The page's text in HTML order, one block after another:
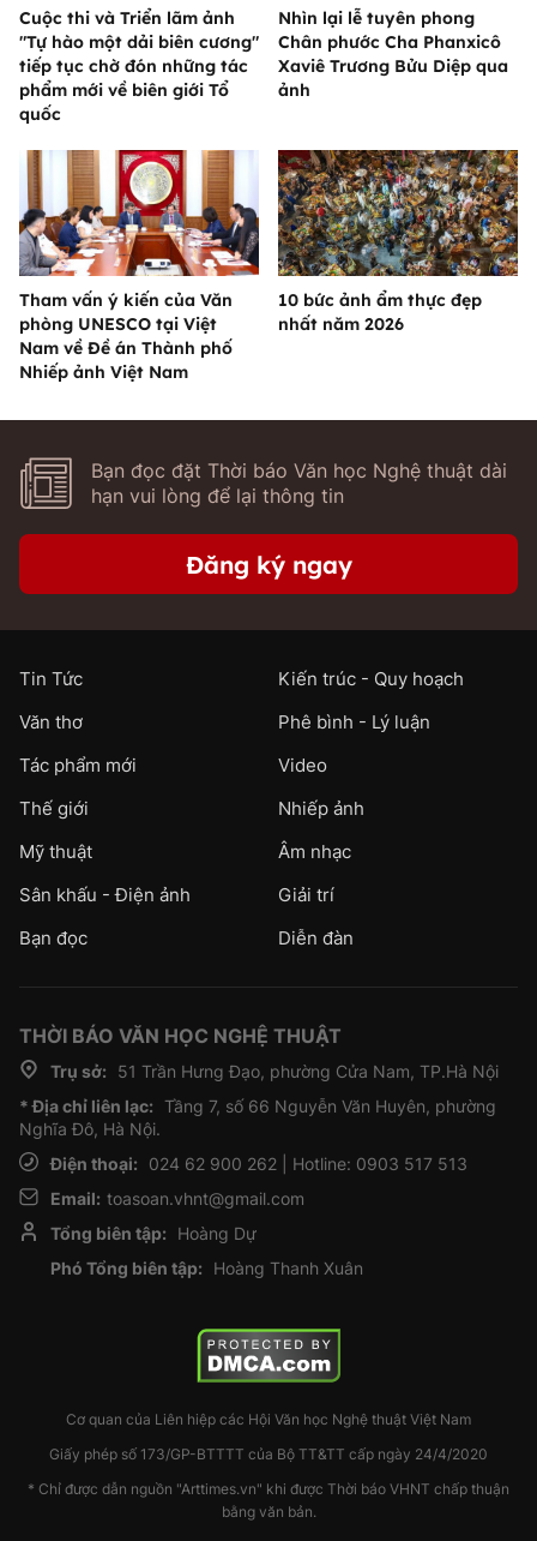
Cuộc thi và Triển lãm ảnh
"Tự hào một dải biên cương"
tiếp tục chờ đón những tác
phẩm mới về biên giới Tổ
quốc
Nhìn lại lễ tuyên phong
Chân phước Cha Phanxicô
Xaviê Trương Bửu Diệp qua
ảnh
Tham vấn ý kiến của Văn
phòng UNESCO tại Việt
Nam về Đề án Thành phố
Nhiếp ảnh Việt Nam
10 bức ảnh ẩm thực đẹp
nhất năm 2026
Bạn đọc đặt Thời báo Văn học Nghệ thuật dài
hạn vui lòng để lại thông tin
Đăng ký ngay
Tin Tức
Kiến trúc - Quy hoạch
Văn thơ
Phê bình - Lý luận
Tác phẩm mới
Video
Thế giới
Nhiếp ảnh
Mỹ thuật
Âm nhạc
Sân khấu - Điện ảnh
Giải trí
Bạn đọc
Diễn đàn
THỜI BÁO VĂN HỌC NGHỆ THUẬT
Trụ sở:
51 Trần Hưng Đạo, phường Cửa Nam, TP.Hà Nội
* Địa chỉ liên lạc: Tầng 7, số 66 Nguyễn Văn Huyên, phường
Nghĩa Đô, Hà Nội.
Điện thoại:
024 62 900 262 | Hotline: 0903 517 513
Email: toasoan.vhnt@gmail.com
Tổng biên tập:
Hoàng Dự
Phó Tổng biên tập:
Hoàng Thanh Xuân
Cơ quan của Liên hiệp các Hội Văn học Nghệ thuật Việt Nam
Giấy phép số 173/GP-BTTTT của Bộ TT&TT cấp ngày 24/4/2020
* Chỉ được dẫn nguồn "Arttimes.vn" khi được Thời báo VHNT chấp thuận
bằng văn bản.